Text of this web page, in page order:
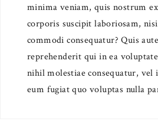
minima veniam, quis nostrum
corporis suscipit laboriosam,
commodi consequatur? Quis
reprehenderit qui in ea
nihil molestiae consequatur,
eum fugiat quo voluptas nulla